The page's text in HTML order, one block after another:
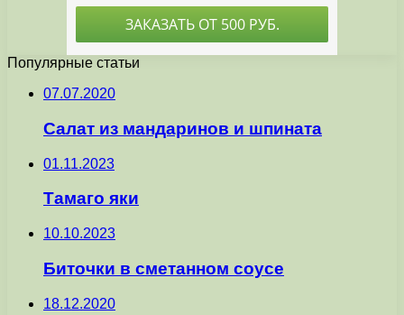
Популярные статьи
07.07.2020
Салат из мандаринов и шпината
01.11.2023
Тамаго яки
10.10.2023
Биточки в сметанном соусе
18.12.2020